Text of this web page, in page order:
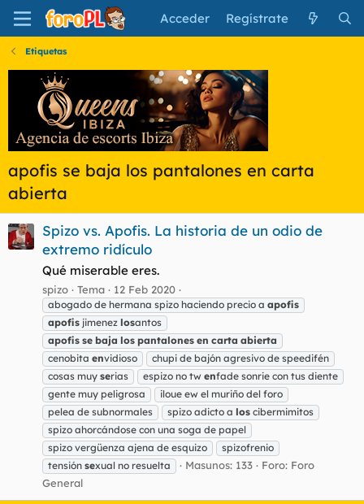
Acceder Regístrate
Etiquetas
apofis se baja los pantalones en carta
abierta
Spizo vs. Apofis. La historia de un odio de
extremo ridículo
Qué miserable eres.
spizo Tema 12 Feb 2020
abogado de hermana spizo haciendo precio a apofis
apofis jimenez losantos
apofis se baja los pantalones en carta abierta
cenobita envidioso
chupi de bajón agresivo de speedifén
cosas muy serias espizo no tw enfade sonrie con tus diente
gente muy peligrosa
iloue ew el muriño del foro
pelea de subnormales
spizo adicto a los cibermimitos
spizo ahorcándose con una soga de papel
spizo vergüenza ajena de esquizo
spizofrenio
tensión sexual no resuelta Masunos: 133 Foro: Foro
General